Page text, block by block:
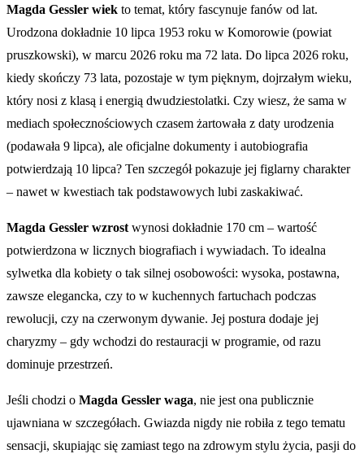
Magda Gessler wiek to temat, który fascynuje fanów od lat.
Urodzona dokładnie 10 lipca 1953 roku w Komorowie (powiat
pruszkowski), w marcu 2026 roku ma 72 lata. Do lipca 2026 roku,
kiedy skończy 73 lata, pozostaje w tym pięknym, dojrzałym wieku,
który nosi z klasą i energią dwudziestolatki. Czy wiesz, że sama w
mediach społecznościowych czasem żartowała z daty urodzenia
(podawała 9 lipca), ale oficjalne dokumenty i autobiografia
potwierdzają 10 lipca? Ten szczegół pokazuje jej figlarny charakter
– nawet w kwestiach tak podstawowych lubi zaskakiwać.
Magda Gessler wzrost wynosi dokładnie 170 cm – wartość
potwierdzona w licznych biografiach i wywiadach. To idealna
sylwetka dla kobiety o tak silnej osobowości: wysoka, postawna,
zawsze elegancka, czy to w kuchennych fartuchach podczas
rewolucji, czy na czerwonym dywanie. Jej postura dodaje jej
charyzmy – gdy wchodzi do restauracji w programie, od razu
dominuje przestrzeń.
Jeśli chodzi o Magda Gessler waga, nie jest ona publicznie
ujawniana w szczegółach. Gwiazda nigdy nie robiła z tego tematu
sensacji, skupiając się zamiast tego na zdrowym stylu życia, pasji do